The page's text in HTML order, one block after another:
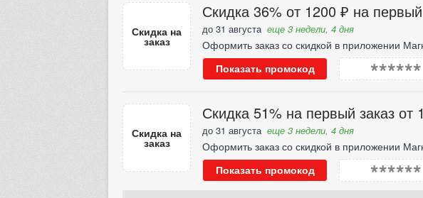
Скидка на
заказ
Скидка 36% от 1200 ₽ на
до 31 августа еще 3 недели, 4 дня
Оформить заказ со скидкой в приложении
Показать промокод ******
Скидка на
заказ
Скидка 51% на первый заказ
до 31 августа еще 3 недели, 4 дня
Оформить заказ со скидкой в приложении
Показать промокод ******